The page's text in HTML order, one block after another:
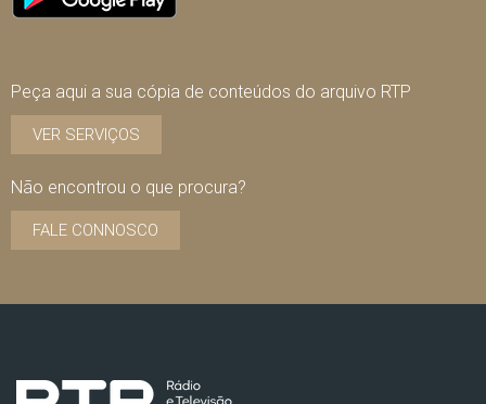
Peça aqui a sua cópia de conteúdos do arquivo RTP
VER SERVIÇOS
Não encontrou o que procura?
FALE CONNOSCO